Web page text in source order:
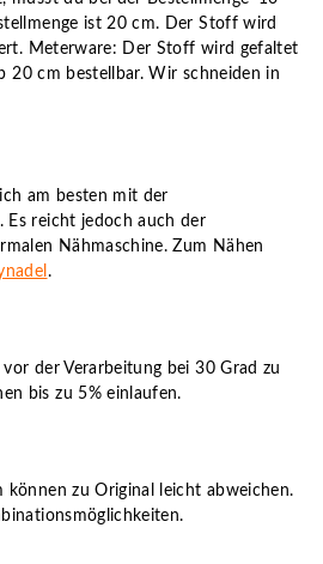
ist 20 cm. Der Stoff wird
Meterware: Der Stoff wird gefaltet
20 cm bestellbar. Wir schneiden in
am besten mit der
Es reicht jedoch auch der
Nähmaschine. Zum Nähen
.
der Verarbeitung bei 30 Grad zu
bis zu 5% einlaufen.
können zu Original leicht abweichen.